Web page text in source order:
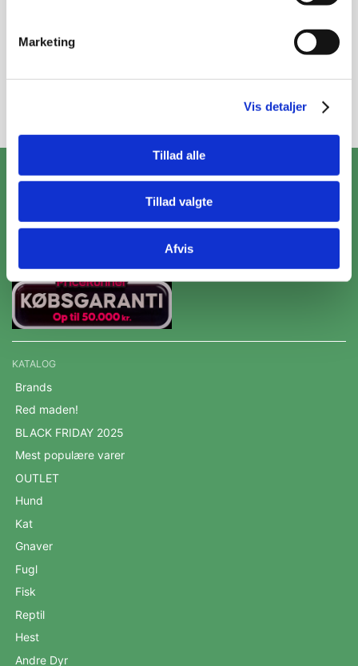
Marketing
Vis detaljer
Tillad alle
Tillad valgte
Afvis
ZooPet Aps
Skramsvej 10, 4622 Havdrup
+4531319490
KATALOG
Brands
Red maden!
BLACK FRIDAY 2025
Mest populære varer
OUTLET
Hund
Kat
Gnaver
Fugl
Fisk
Reptil
Hest
Andre Dyr